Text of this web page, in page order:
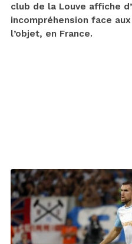
club de la Louve affiche
incompréhension face
l’objet, en France.